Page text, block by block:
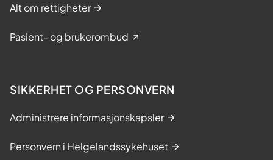
Alt om rettigheter
Pasient- og brukerombud
SIKKERHET OG PERSONVERN
Administrere informasjonskapsler
Personvern i Helgelandssykehuset